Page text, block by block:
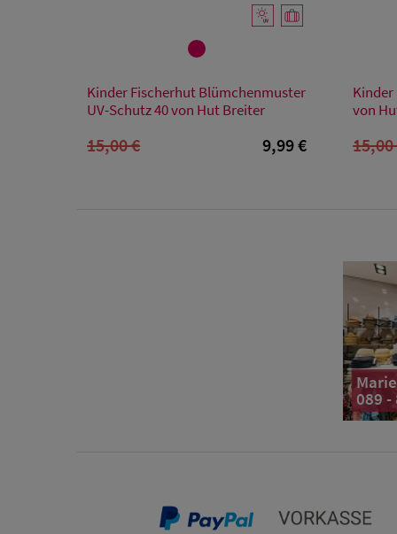
54
Kinder Fischerhut Blümchenmuster
UV-Schutz 40 von Hut Breiter
15,00 € 9,99 €
von
15,00
089 -